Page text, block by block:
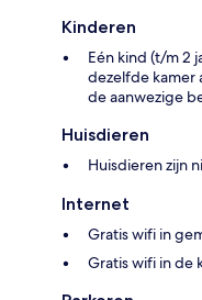
Kinderen
Eén kind (t/m 2
dezelfde kamer
de aanwezige
Huisdieren
Huisdieren zijn
Internet
Gratis wifi in
Gratis wifi in de